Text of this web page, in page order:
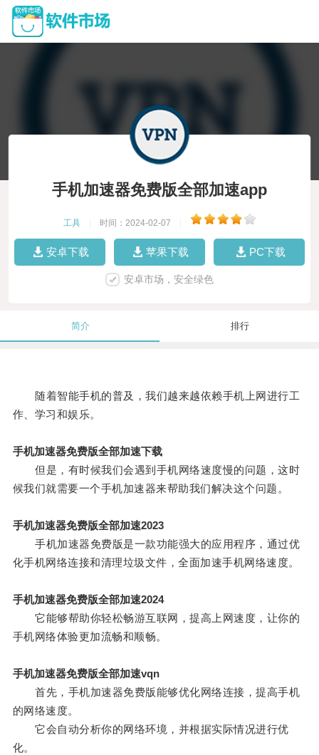
手机加速器免费版全部加速app
工具 时间：2024-02-07
安卓下载 苹果下载 PC下载
安卓市场，安全绿色
简介 排行
随着智能手机的普及，我们越来越依赖手机上网进行工
作、学习和娱乐。
手机加速器免费版全部加速下载
但是，有时候我们会遇到手机网络速度慢的问题，这时
候我们就需要一个手机加速器来帮助我们解决这个问题。
手机加速器免费版全部加速2023
手机加速器免费版是一款功能强大的应用程序，通过优
化手机网络连接和清理垃圾文件，全面加速手机网络速度。
手机加速器免费版全部加速2024
它能够帮助你轻松畅游互联网，提高上网速度，让你的
手机网络体验更加流畅和顺畅。
手机加速器免费版全部加速vqn
首先，手机加速器免费版能够优化网络连接，提高手机
的网络速度。
它会自动分析你的网络环境，并根据实际情况进行优
化。